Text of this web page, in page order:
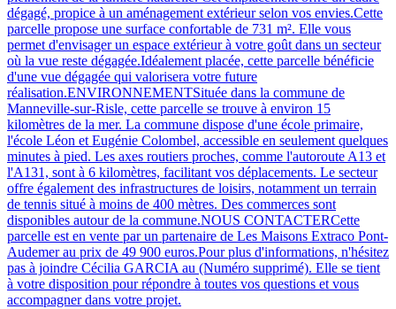
dégagé, propice à un aménagement extérieur selon vos envies.Cette
parcelle propose une surface confortable de 731 m². Elle vous
permet d'envisager un espace extérieur à votre goût dans un secteur
où la vue reste dégagée.Idéalement placée, cette parcelle bénéficie
d'une vue dégagée qui valorisera votre future
réalisation.ENVIRONNEMENTSituée dans la commune de
Manneville-sur-Risle, cette parcelle se trouve à environ 15
kilomètres de la mer. La commune dispose d'une école primaire,
l'école Léon et Eugénie Colombel, accessible en seulement quelques
minutes à pied. Les axes routiers proches, comme l'autoroute A13 et
l'A131, sont à 6 kilomètres, facilitant vos déplacements. Le secteur
offre également des infrastructures de loisirs, notamment un terrain
de tennis situé à moins de 400 mètres. Des commerces sont
disponibles autour de la commune.NOUS CONTACTERCette
parcelle est en vente par un partenaire de Les Maisons Extraco Pont-
Audemer au prix de 49 900 euros.Pour plus d'informations, n'hésitez
pas à joindre Cécilia GARCIA au (Numéro supprimé). Elle se tient
à votre disposition pour répondre à toutes vos questions et vous
accompagner dans votre projet.